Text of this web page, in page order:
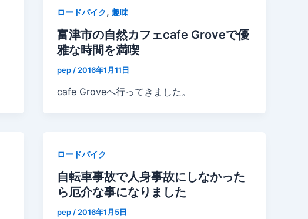
ロードバイク, 趣味
富津市の自然カフェcafe Groveで優
雅な時間を満喫
pep / 2016年1月11日
cafe Groveへ行ってきました。
ロードバイク
自転車事故で人身事故にしなかった
ら厄介な事になりました
pep / 2016年1月5日